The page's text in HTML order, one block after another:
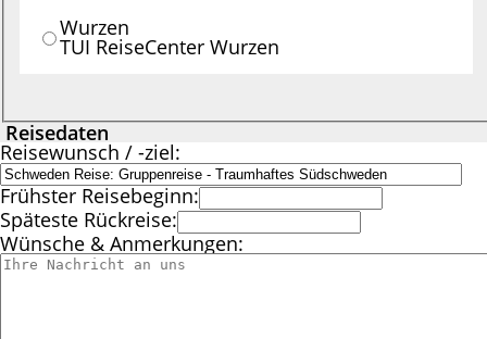
Wurzen
TUI ReiseCenter Wurzen
Reisedaten
Reisewunsch / -ziel:
Frühster Reisebeginn:
Späteste Rückreise:
Wünsche & Anmerkungen: